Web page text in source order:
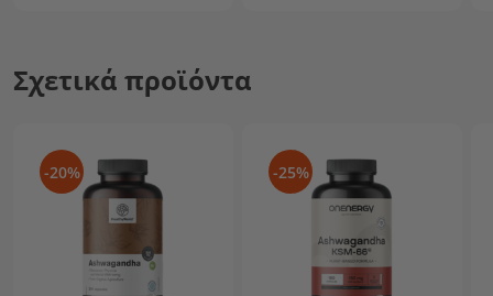
Σχετικά προϊόντα
-20% -25%